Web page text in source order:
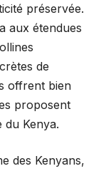
préservée.
aux étendues
de
offrent bien
proposent
du Kenya.
des Kenyans,